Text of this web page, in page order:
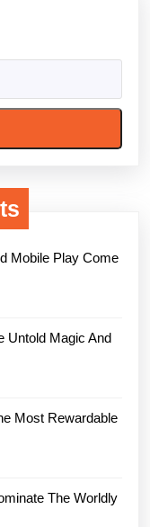
Mobile Play Come
Untold Magic And
Most Rewardable
The Worldly